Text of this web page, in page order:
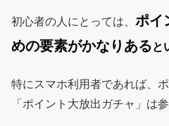
初心者の人にとっては、 ポイ
めの要素がかなりあると
特にスマホ利用者であれば、
「ポイント大放出ガチャ」は